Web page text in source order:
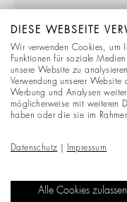
DIESE WEBSEITE
Wir verwenden Cookies, um
Funktionen für soziale
unsere Website zu
Verwendung unserer Website
Werbung und Analysen
möglicherweise mit weiteren
haben oder die sie im
Datenschutz Impressum
Alle Cookies zulassen